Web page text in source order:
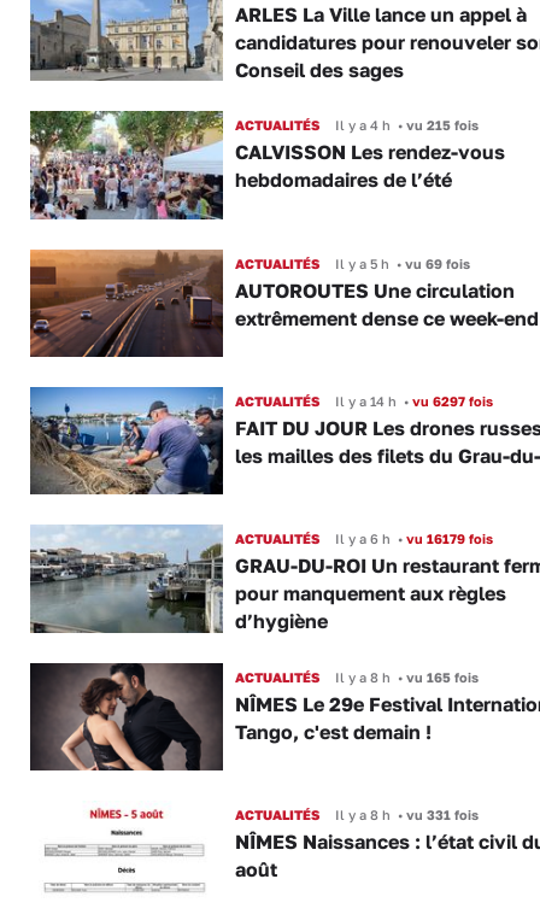
ARLES La Ville lance un appel à
candidatures pour renouveler
Conseil des sages
ACTUALITÉS Il y a 4 h •vu 215 fois
CALVISSON Les rendez-vous
hebdomadaires de l’été
ACTUALITÉS Il y a 5 h •vu 69 fois
AUTOROUTES Une circulation
extrêmement dense ce week-end
ACTUALITÉS Il y a 14 h •vu 6297 fois
FAIT DU JOUR Les drones
les mailles des filets du Grau-
ACTUALITÉS Il y a 6 h •vu 16179 fois
GRAU-DU-ROI Un restaurant
pour manquement aux règles
d’hygiène
ACTUALITÉS Il y a 8 h •vu 165 fois
NÎMES Le 29e Festival
Tango, c'est demain !
ACTUALITÉS Il y a 8 h •vu 331 fois
NÎMES Naissances : l’état civil
août